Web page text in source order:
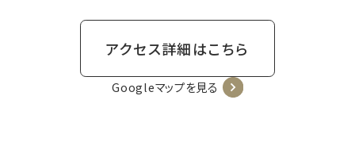
アクセス詳細はこちら
Googleマップを見る